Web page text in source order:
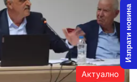
Актуално
Изпрати новина